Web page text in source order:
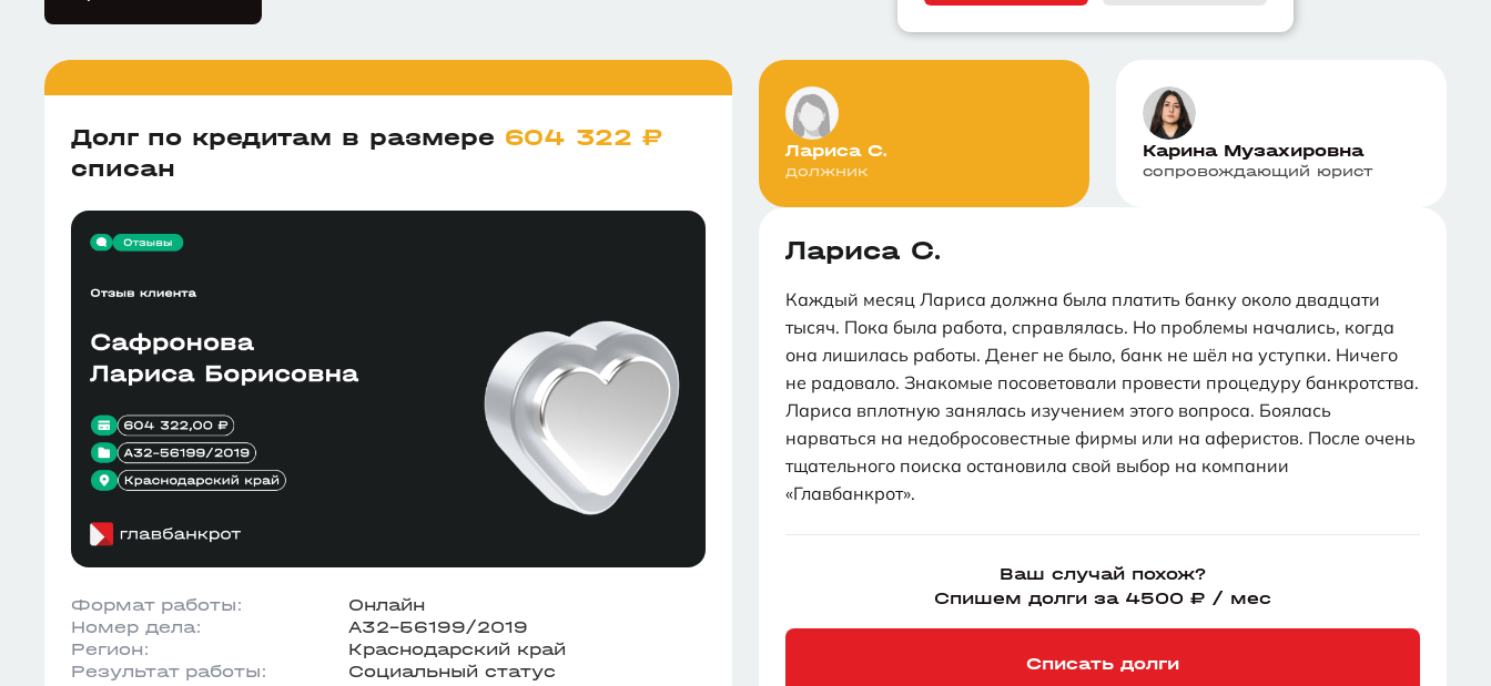
Лариса С.
должник
Карина Музахировна
сопровождающий юрист
Лариса С.
Каждый месяц Лариса должна была платить банку около двадцати
тысяч. Пока была работа, справлялась. Но проблемы начались, когда
она лишилась работы. Денег не было, банк не шёл на уступки. Ничего
не радовало. Знакомые посоветовали провести процедуру банкротства.
Лариса вплотную занялась изучением этого вопроса. Боялась
нарваться на недобросовестные фирмы или на аферистов. После очень
тщательного поиска остановила свой выбор на компании
«Главбанкрот».
Ваш случай похож?
Спишем долги за 4500 ₽ / мес
Списать долги
Долг по кредитам в размере 604 322 ₽
списан
Формат работы:
Онлайн
Номер дела:
А32-56199/2019
Регион:
Краснодарский край
Результат работы:
Социальный статус